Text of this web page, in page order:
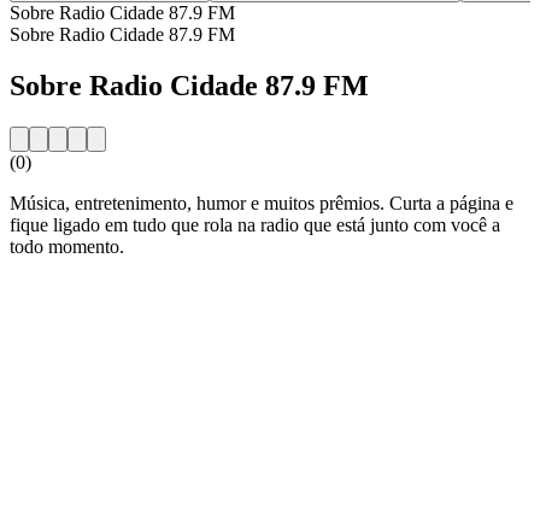
Sobre Radio Cidade 87.9 FM
Sobre Radio Cidade 87.9 FM
Sobre Radio Cidade 87.9 FM
(0)
Música, entretenimento, humor e muitos prêmios. Curta a página e
fique ligado em tudo que rola na radio que está junto com você a
todo momento.